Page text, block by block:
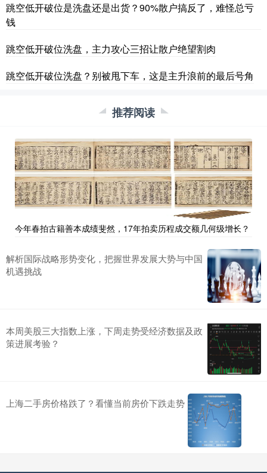
跳空低开破位是洗盘还是出货？90%散户搞反了，难怪总亏
钱
跳空低开破位洗盘，主力攻心三招让散户绝望割肉
跳空低开破位洗盘？别被甩下车，这是主升浪前的最后号角
推荐阅读
今年春拍古籍善本成绩斐然，17年拍卖历程成交额几何级增长？
解析国际战略形势变化，把握世界发展大势与中国
机遇挑战
本周美股三大指数上涨，下周走势受经济数据及政
策进展考验？
上海二手房价格跌了？看懂当前房价下跌走势